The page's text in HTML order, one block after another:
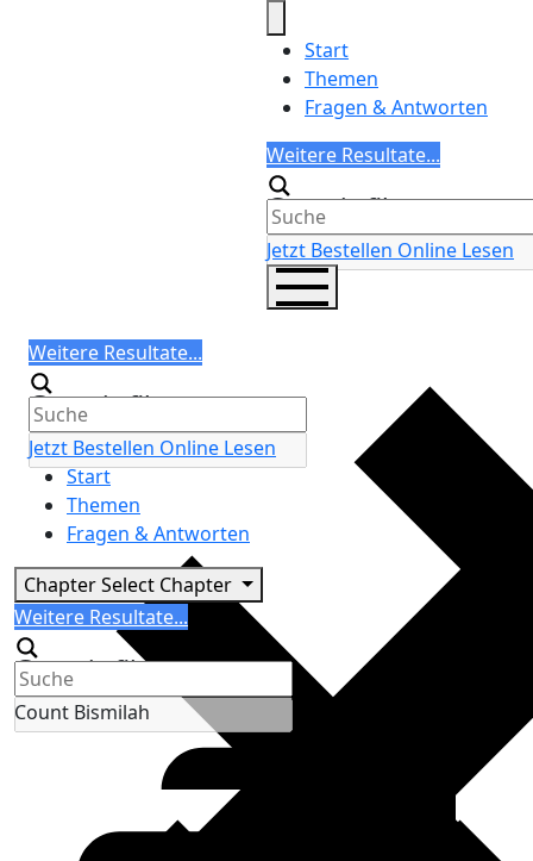
Start
Themen
Fragen & Antworten
Search
Weitere Resultate...
Generic filters
Jetzt Bestellen Online Lesen
Search
Weitere Resultate...
Generic filters
Jetzt Bestellen Online Lesen
Start
Themen
Fragen & Antworten
ChapterSelect Chapter
Search
Weitere Resultate...
Generic filters
Count Bismilah